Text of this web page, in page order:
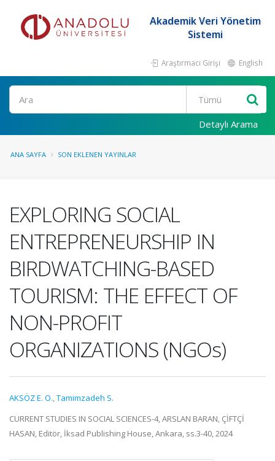
Akademik Veri Yönetim
Sistemi
Araştırmacı Girişi English
Ara
Detaylı Arama
ANA SAYFA SON EKLENEN YAYINLAR
EXPLORING SOCIAL
ENTREPRENEURSHIP IN
BIRDWATCHING-BASED
TOURISM: THE EFFECT OF
NON-PROFIT
ORGANIZATIONS (NGOs)
AKSÖZ E. O.,Tamimzadeh S.
CURRENT STUDIES IN SOCIAL SCIENCES-4, ARSLAN BARAN, ÇİFTÇİ
HASAN, Editör, İksad Publishing House, Ankara, ss.3-40, 2024